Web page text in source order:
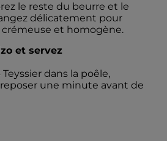
le reste du beurre et le
délicatement pour
et homogène.
et servez
dans la poêle,
une minute avant de